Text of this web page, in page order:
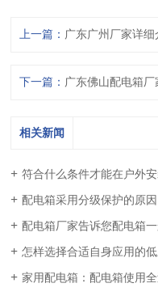
上一篇： 广东广州厂家详
下一篇： 广东佛山配电箱厂
相关新闻
符合什么条件才能在户外
配电箱采用分级保护的原因
配电箱厂家告诉您配电箱一般会有
怎样选择合适自身应用的
家用配电箱：配电箱使用